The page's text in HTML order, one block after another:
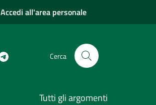
Accedi all'area personale
Cerca
Tutti gli argomenti